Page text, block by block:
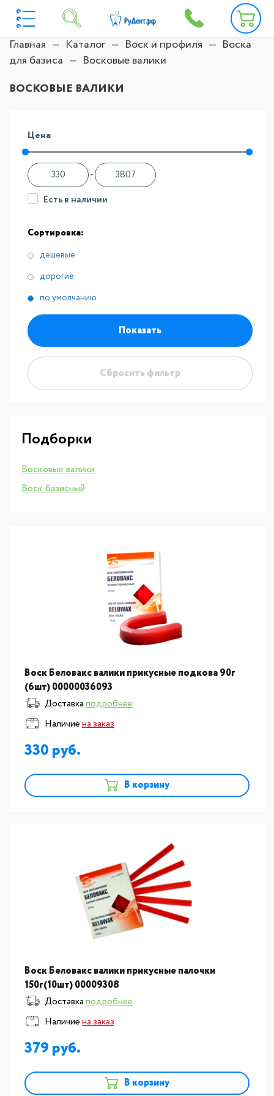
Главная Каталог Воск и профиля
Воска
для базиса
Восковые валики
ВОСКОВЫЕ ВАЛИКИ
Цена
-
Есть в наличии
Сортировка:
дешевые
дорогие
по умолчанию
Показать
Сбросить фильтр
Подборки
Восковые валики
Воск базисный
Воск Беловакс валики прикусные подкова 90г
(6шт) 00000036093
Доставкаподробнее
Наличиена заказ
330
В корзину
Воск Беловакс валики прикусные палочки
150г(10шт) 00009308
Доставкаподробнее
Наличиена заказ
379
В корзину